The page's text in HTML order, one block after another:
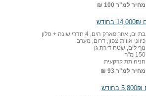
מחיר למ"ר 100 ₪
בת ים, אזור פארק הים, 4 חדרי שינה + סלון
כיווני אוויר: צפון, דרום, מערב
נוף לים, שטח דירת גן
150 מ"ר
חניה תת קרקעית
מחיר למ"ר 93 ₪